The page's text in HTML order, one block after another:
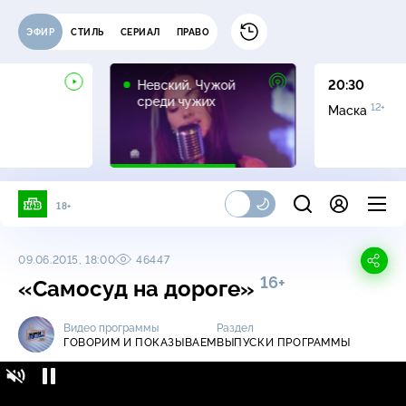
ЭФИР СТИЛЬ СЕРИАЛ ПРАВО
Невский. Чужой
среди чужих
16+
20:30
Маска 12+
18+
09.06.2015, 18:00 46447
«Самосуд на дороге» 16+
Видео программы
ГОВОРИМ И ПОКАЗЫВАЕМ
Раздел
ВЫПУСКИ ПРОГРАММЫ